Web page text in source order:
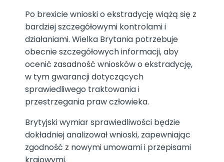
Po brexicie wnioski o ekstradycję wiążą się z
bardziej szczegółowymi kontrolami i
działaniami. Wielka Brytania potrzebuje
obecnie szczegółowych informacji, aby
ocenić zasadność wniosków o ekstradycję,
w tym gwarancji dotyczących
sprawiedliwego traktowania i
przestrzegania praw człowieka.
Brytyjski wymiar sprawiedliwości będzie
dokładniej analizował wnioski, zapewniając
zgodność z nowymi umowami i przepisami